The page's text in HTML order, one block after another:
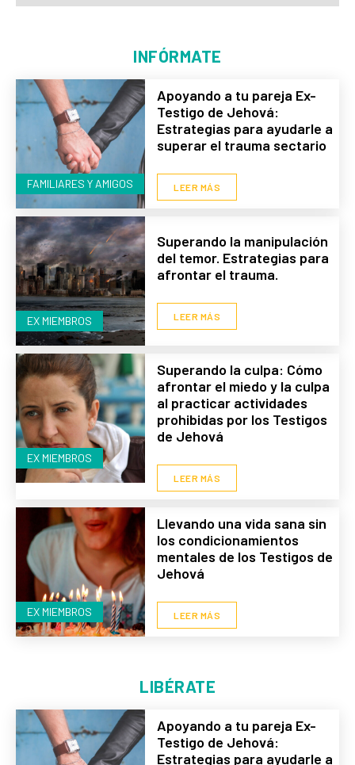
INFÓRMATE
FAMILIARES Y AMIGOS
Apoyando a tu pareja Ex-
Testigo de Jehová:
Estrategias para ayudarle a
superar el trauma sectario
LEER MÁS
EX MIEMBROS
Superando la manipulación
del temor. Estrategias para
afrontar el trauma.
LEER MÁS
EX MIEMBROS
Superando la culpa: Cómo
afrontar el miedo y la culpa
al practicar actividades
prohibidas por los Testigos
de Jehová
LEER MÁS
EX MIEMBROS
Llevando una vida sana sin
los condicionamientos
mentales de los Testigos de
Jehová
LEER MÁS
LIBÉRATE
Apoyando a tu pareja Ex-
Testigo de Jehová:
Estrategias para ayudarle a